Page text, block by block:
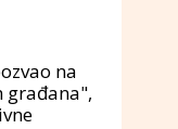
na
građana",